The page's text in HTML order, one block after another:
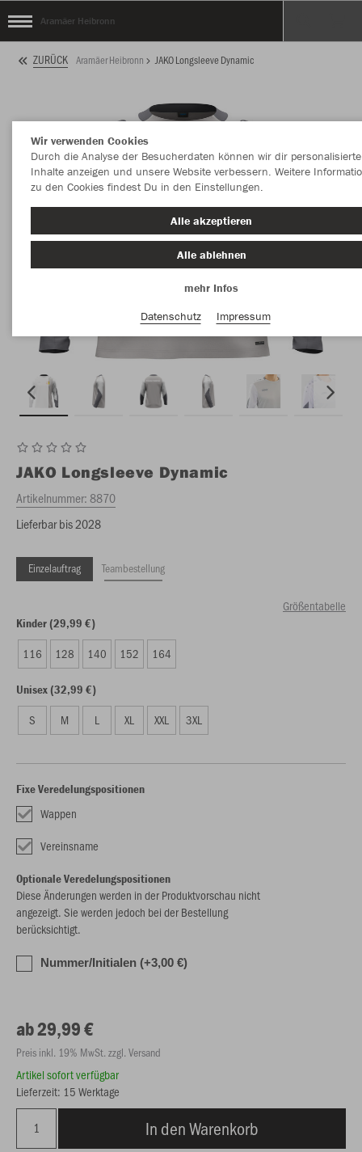
Aramäer Heibronn
ZURÜCK Aramäer Heibronn JAKO Longsleeve Dynamic
JAKO Longsleeve Dynamic
Artikelnummer:8870
Lieferbar bis 2028
Einzelauftrag Teambestellung
Größentabelle
Kinder (29,99 €)
116 128 140 152 164
Unisex (32,99 €)
S M L XL XXL 3XL
Fixe Veredelungspositionen
Wappen
Vereinsname
Optionale Veredelungspositionen
Diese Änderungen werden in der Produktvorschau nicht
angezeigt. Sie werden jedoch bei der Bestellung
berücksichtigt.
Nummer/Initialen (+3,00 €)
ab 29,99 €
Preis inkl. 19% MwSt. zzgl. Versand
Artikel sofort verfügbar
Lieferzeit: 15 Werktage
In den Warenkorb
Wir verwenden Cookies
Durch die Analyse der Besucherdaten können wir dir personalisierte
Inhalte anzeigen und unsere Website verbessern. Weitere
zu den Cookies findest Du in den Einstellungen.
Alle akzeptieren
Alle ablehnen
mehr Infos
Datenschutz
Impressum